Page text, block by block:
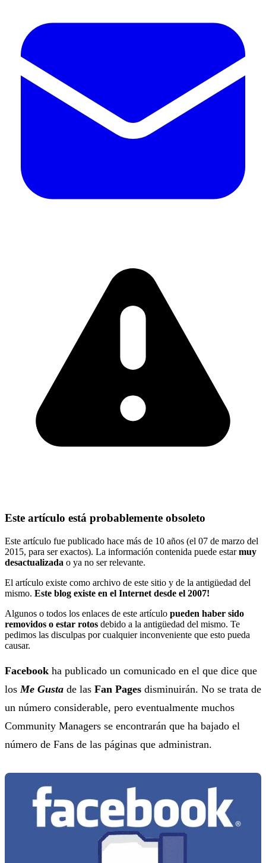
Este artículo está probablemente obsoleto
Este artículo fue publicado hace más de 10 años (el 07 de marzo del
2015, para ser exactos). La información contenida puede estarmuy
desactualizada o ya no ser relevante.
El artículo existe como archivo de este sitio y de la antigüedad del
mismo. Este blog existe en el Internet desde el 2007!
Algunos o todos los enlaces de este artículo pueden haber sido
removidos o estar rotos debido a la antigüedad del mismo. Te
pedimos las disculpas por cualquier inconveniente que esto pueda
causar.
Facebook ha publicado un comunicado en el que dice que
los Me Gusta de las Fan Pages disminuirán. No se trata de
un número considerable, pero eventualmente muchos
Community Managers se encontrarán que ha bajado el
número de Fans de las páginas que administran.